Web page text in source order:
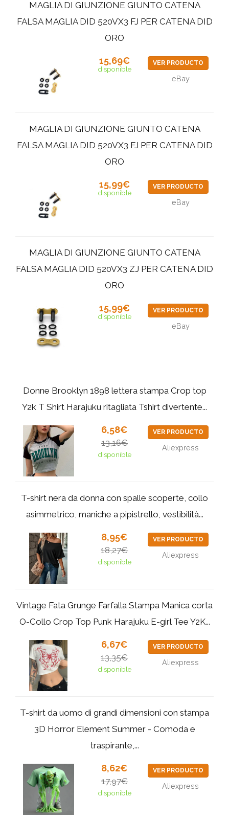
MAGLIA DI GIUNZIONE GIUNTO CATENA
FALSA MAGLIA DID 520VX3 FJ PER CATENA DID
ORO
15,69€
disponible
VER PRODUCTO
eBay
MAGLIA DI GIUNZIONE GIUNTO CATENA
FALSA MAGLIA DID 520VX3 FJ PER CATENA DID
ORO
15,99€
disponible
VER PRODUCTO
eBay
MAGLIA DI GIUNZIONE GIUNTO CATENA
FALSA MAGLIA DID 520VX3 ZJ PER CATENA DID
ORO
15,99€
disponible
VER PRODUCTO
eBay
Donne Brooklyn 1898 lettera stampa Crop top
Y2k T Shirt Harajuku ritagliata Tshirt divertente...
6,58€
13,16€
disponible
VER PRODUCTO
Aliexpress
T-shirt nera da donna con spalle scoperte, collo
asimmetrico, maniche a pipistrello, vestibilità...
8,95€
18,27€
disponible
VER PRODUCTO
Aliexpress
Vintage Fata Grunge Farfalla Stampa Manica corta
O-Collo Crop Top Punk Harajuku E-girl Tee Y2K...
6,67€
13,35€
disponible
VER PRODUCTO
Aliexpress
T-shirt da uomo di grandi dimensioni con stampa
3D Horror Element Summer - Comoda e
traspirante,...
8,62€
17,97€
disponible
VER PRODUCTO
Aliexpress